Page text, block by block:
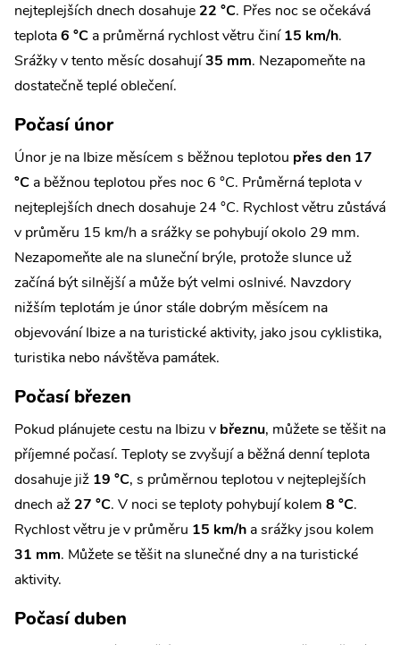
nejteplejších dnech dosahuje 22 °C. Přes noc se očekává
teplota6 °C a průměrná rychlost větru činí15 km/h.
Srážky v tento měsíc dosahují35 mm. Nezapomeňte na
dostatečně teplé oblečení.
Počasí únor
Únor je na Ibize měsícem s běžnou teplotou přes den 17
°C a běžnou teplotou přes noc 6 °C. Průměrná teplota v
nejteplejších dnech dosahuje 24 °C. Rychlost větru zůstává
v průměru 15 km/h a srážky se pohybují okolo 29 mm.
Nezapomeňte ale na sluneční brýle, protože slunce už
začíná být silnější a může být velmi oslnivé. Navzdory
nižším teplotám je únor stále dobrým měsícem na
objevování Ibize a na turistické aktivity, jako jsou cyklistika,
turistika nebo návštěva památek.
Počasí březen
Pokud plánujete cestu na Ibizu v březnu, můžete se těšit na
příjemné počasí. Teploty se zvyšují a běžná denní teplota
dosahuje již 19 °C, s průměrnou teplotou v nejteplejších
dnech až 27 °C. V noci se teploty pohybují kolem 8 °C.
Rychlost větru je v průměru 15 km/h a srážky jsou kolem
31 mm. Můžete se těšit na slunečné dny a na turistické
aktivity.
Počasí duben